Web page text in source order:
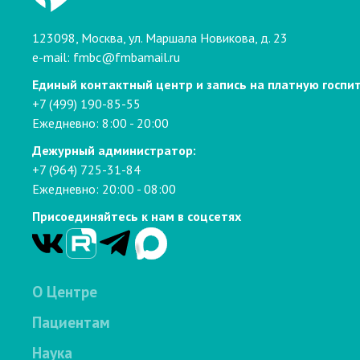
123098, Москва, ул. Маршала Новикова, д. 23
e-mail: fmbc@fmbamail.ru
Единый контактный центр и запись на платную
+7 (499) 190-85-55
Ежедневно: 8:00 - 20:00
Дежурный администратор:
+7 (964) 725-31-84
Ежедневно: 20:00 - 08:00
Присоединяйтесь к нам в соцсетях
О Центре
Пациентам
Наука